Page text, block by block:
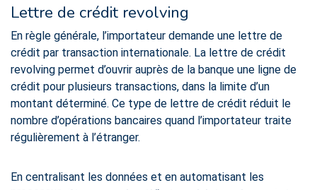
Lettre de crédit revolving
En règle générale, l’importateur demande une lettre de
crédit par transaction internationale. La lettre de crédit
revolving permet d’ouvrir auprès de la banque une ligne de
crédit pour plusieurs transactions, dans la limite d’un
montant déterminé. Ce type de lettre de crédit réduit le
nombre d’opérations bancaires quand l’importateur traite
régulièrement à l’étranger.
En centralisant les données et en automatisant les